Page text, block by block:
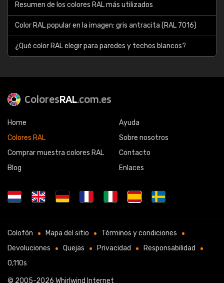
Resumen de los colores RAL más utilizados
Color RAL popular en la imagen: gris antracita (RAL 7016)
¿Qué color RAL elegir para paredes y techos blancos?
ColoresRAL.com.es
Home
Colores RAL
Comprar muestra colores RAL
Blog
Ayuda
Sobre nosotros
Contacto
Enlaces
Colofón Mapa del sitio
Términos y condiciones
Devoluciones
Quejas Privacidad
Responsabilidad
0,110s
© 2005-2026 Whirlwind Internet